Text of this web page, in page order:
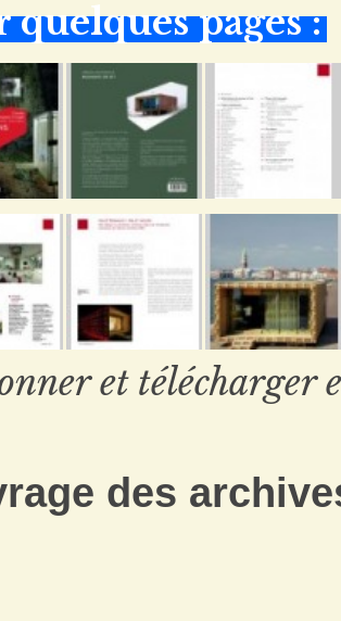
quelques pages :
et télécharger
des